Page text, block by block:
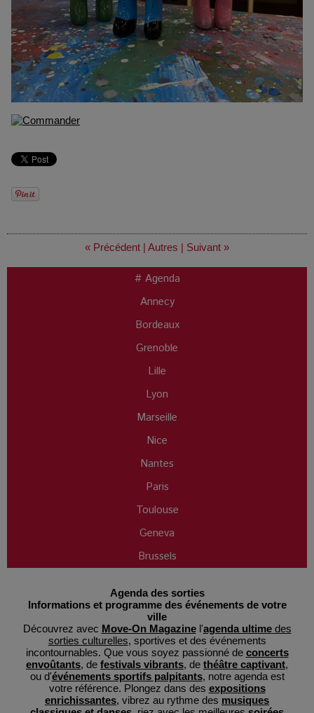
« Précédent | Autres | Suivant »
# Agenda
Annecy
Bordeaux
Grenoble
Lille
Lyon
Marseille
Nice
Nantes
Paris
Toulouse
Geneva
Brussels
Agenda des sorties
Informations et programme des événements de votre
ville
Découvrez avec Move-On Magazinel'agenda ultimedes
sorties culturelles, sportives et des événements
incontournables. Que vous soyez passionné de concerts
envoûtants, de festivals vibrants, de théâtre captivant,
ou d'événements sportifs palpitants, notre agenda est
votre référence. Plongez dans des expositions
enrichissantes, vibrez au rythme des musiques